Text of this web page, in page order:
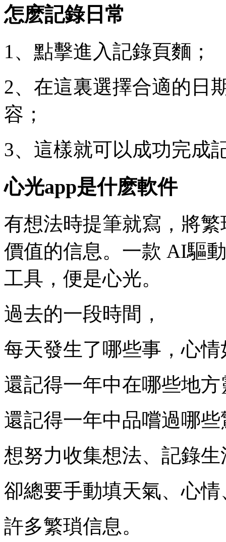
怎麽記錄日常
1、點擊進入記錄頁麵；
2、在這裏選擇合適的日
容；
3、這樣就可以成功完成
心光app是什麽軟件
有想法時提筆就寫，將
價值的信息。一款 AI驅
工具，便是心光。
過去的一段時間，
每天發生了哪些事，心情
還記得一年中在哪些地方
還記得一年中品嚐過哪
想努力收集想法、記錄生
卻總要手動填天氣、心
許多繁瑣信息。